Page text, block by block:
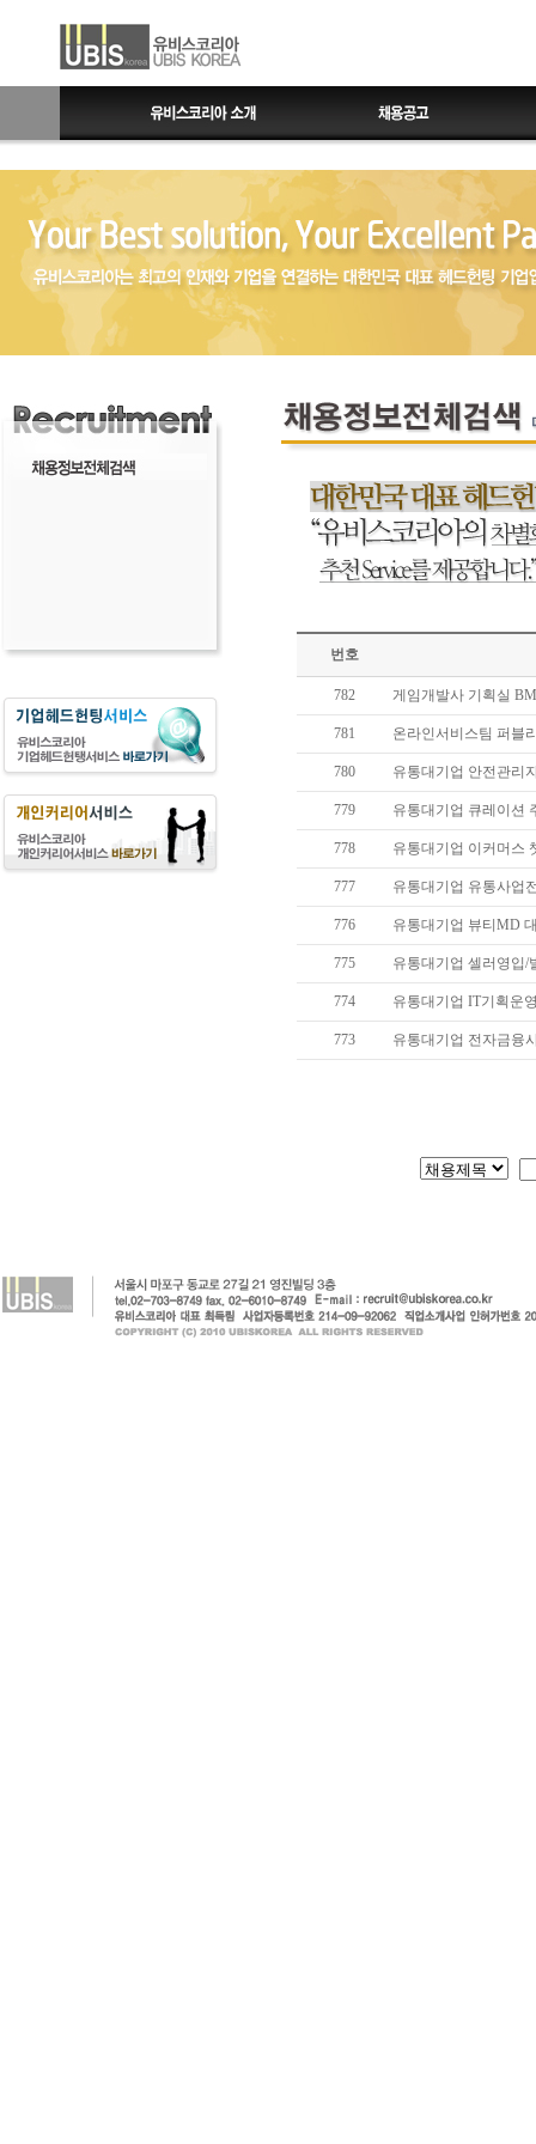
번호
782 게임개발사 기획실
781 온라인서비스팀 퍼블
780 유통대기업 안전관리
779 유통대기업 큐레이션
778 유통대기업 이커머스
777 유통대기업 유통사업
776 유통대기업 뷰티MD
775 유통대기업 셀러영입/
774 유통대기업 IT기획운
773 유통대기업 전자금융